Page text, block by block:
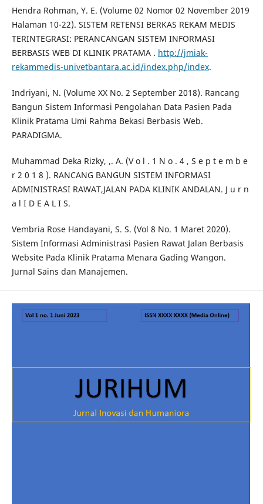
Hendra Rohman, Y. E. (Volume 02 Nomor 02 November 2019
Halaman 10-22). SISTEM RETENSI BERKAS REKAM MEDIS
TERINTEGRASI: PERANCANGAN SISTEM INFORMASI
BERBASIS WEB DI KLINIK PRATAMA . http://jmiak-
rekammedis-univetbantara.ac.id/index.php/index.
Indriyani, N. (Volume XX No. 2 September 2018). Rancang
Bangun Sistem Informasi Pengolahan Data Pasien Pada
Klinik Pratama Umi Rahma Bekasi Berbasis Web.
PARADIGMA.
Muhammad Deka Rizky, ,. A. (V o l . 1 N o . 4 , S e p t e m b e
r 2 0 1 8 ). RANCANG BANGUN SISTEM INFORMASI
ADMINISTRASI RAWAT,JALAN PADA KLINIK ANDALAN. J u r n
a l I D E A L I S.
Vembria Rose Handayani, S. S. (Vol 8 No. 1 Maret 2020).
Sistem Informasi Administrasi Pasien Rawat Jalan Berbasis
Website Pada Klinik Pratama Menara Gading Wangon.
Jurnal Sains dan Manajemen.